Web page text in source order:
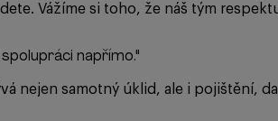
Vážíme si toho, že náš tým
napřímo."
nejen samotný úklid, ale i pojištění,